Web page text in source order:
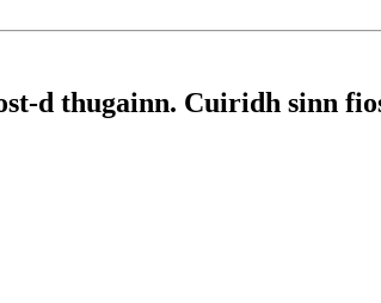
d thugainn. Cuiridh sinn